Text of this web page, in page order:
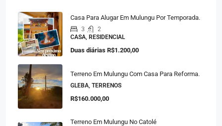
Casa Para Alugar Em Mulungu Por Temporada.
3
2
CASA, RESIDENCIAL
Duas diárias R$1.200,00
Terreno Em Mulungu Com Casa Para Reforma.
GLEBA, TERRENOS
R$160.000,00
Terreno Em Mulungu No Catolé